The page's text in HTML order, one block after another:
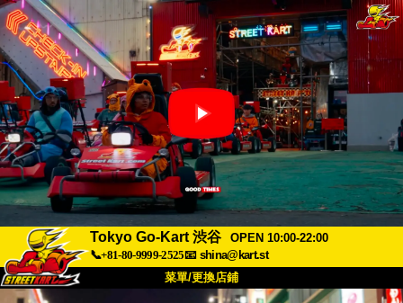
Tokyo Go-Kart 渋谷
OPEN 10:00-22:00
📞+81-80-9999-2525📧 shina@kart.st
菜單/更換店鋪